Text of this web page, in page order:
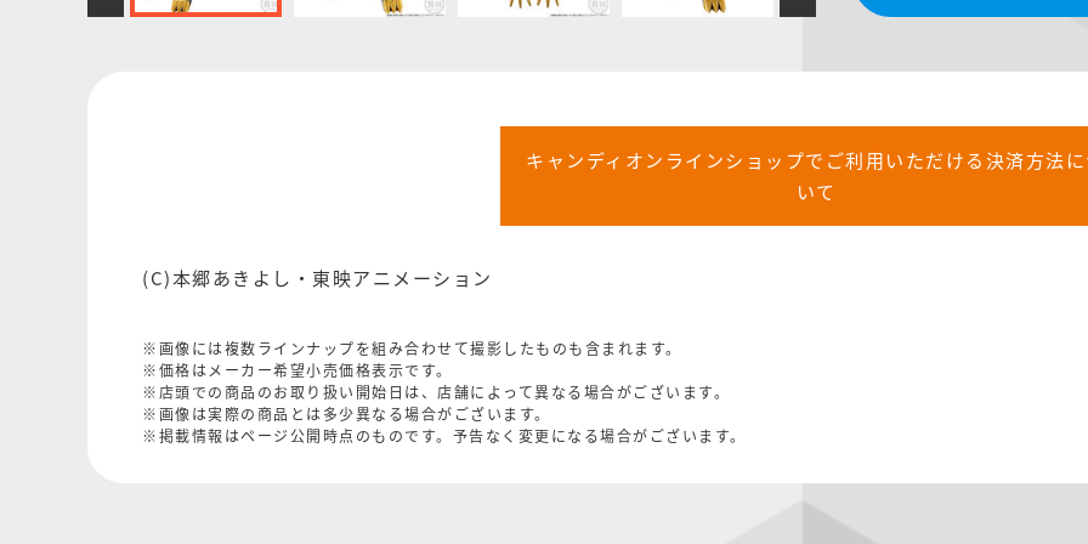
キャンディオンラインショップでご利用いただける決済方法
いて
(C)本郷あきよし・東映アニメーション
※画像には複数ラインナップを組み合わせて撮影したものも含まれます。
※価格はメーカー希望小売価格表示です。
※店頭での商品のお取り扱い開始日は、店舗によって異なる場合がございます。
※画像は実際の商品とは多少異なる場合がございます。
※掲載情報はページ公開時点のものです。予告なく変更になる場合がございます。